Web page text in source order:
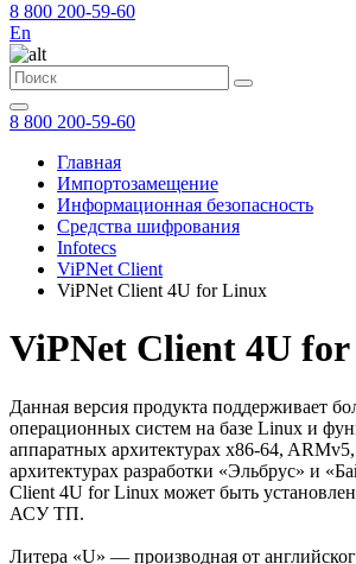
8 800 200-59-60
En
8 800 200-59-60
Главная
Импортозамещение
Информационная безопасность
Средства шифрования
Infotecs
ViPNet Client
ViPNet Client 4U for Linux
ViPNet Client 4U
Данная версия продукта поддерживает
операционных систем на базе Linux и
аппаратных архитектурах x86-64,
архитектурах разработки «Эльбрус» и
Client 4U for Linux может быть
АСУ ТП.
Литера «U» — производная от